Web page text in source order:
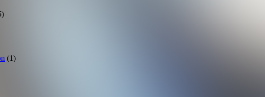
(1)